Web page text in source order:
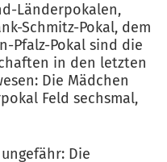
Länderpokalen,
Schmitz-Pokal, dem
Pfalz-Pokal sind die
in den letzten
Die Mädchen
Feld sechsmal,
Die